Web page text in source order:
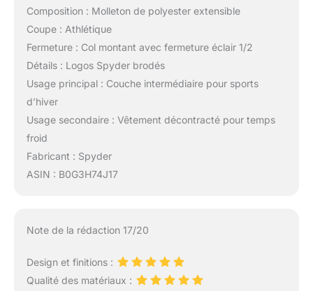
Composition : Molleton de polyester extensible
Coupe : Athlétique
Fermeture : Col montant avec fermeture éclair 1/2
Détails : Logos Spyder brodés
Usage principal : Couche intermédiaire pour sports
d’hiver
Usage secondaire : Vêtement décontracté pour temps
froid
Fabricant : Spyder
ASIN : B0G3H74J17
Note de la rédaction 17/20
Design et finitions :
Qualité des matériaux :